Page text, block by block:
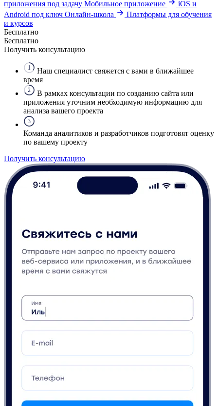
приложения под задачу Мобильное приложение
iOS и
Android под ключ Онлайн-школа
Платформы для обучения
и курсов
Бесплатно
Бесплатно
Получить консультацию
1
Наш специалист свяжется с вами в ближайшее
время
2
В рамках консультации по созданию сайта или
приложения уточним необходимую информацию для
анализа вашего проекта
3
Команда аналитиков и разработчиков подготовят оценку
по вашему проекту
Получить консультацию